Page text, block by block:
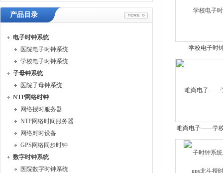
产品目录
电子时钟系统
医院电子时钟系统
学校电子时钟系统
子母钟系统
医院子母钟系统
NTP网络时钟
网络授时服务器
NTP网络时间服务器
网络对时设备
GPS网络同步时钟
数字时钟系统
医院数字时钟系统
学校电子时
唯尚电子——学
时钟系统